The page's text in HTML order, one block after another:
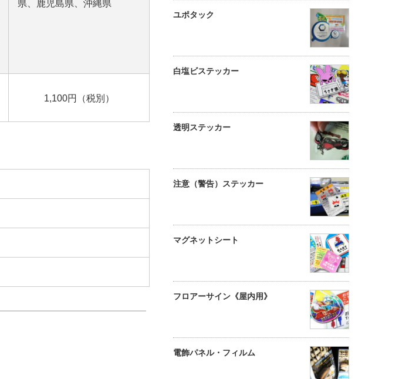
県、鹿児島県、沖縄県
1,100円（税別）
ユポタック
白塩ビステッカー
透明ステッカー
注意（警告）ステッカー
マグネットシート
フロアーサイン《屋内用》
電飾パネル・フィルム